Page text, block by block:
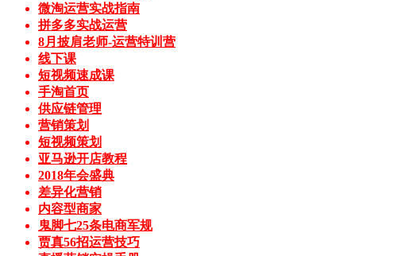
微淘运营实战指南
拼多多实战运营
8月披肩老师-运营特训营
线下课
短视频速成课
手淘首页
供应链管理
营销策划
短视频策划
亚马逊开店教程
2018年会盛典
差异化营销
内容型商家
鬼脚七25条电商军规
贾真56招运营技巧